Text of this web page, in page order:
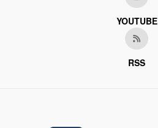
YOUTUBE
RSS